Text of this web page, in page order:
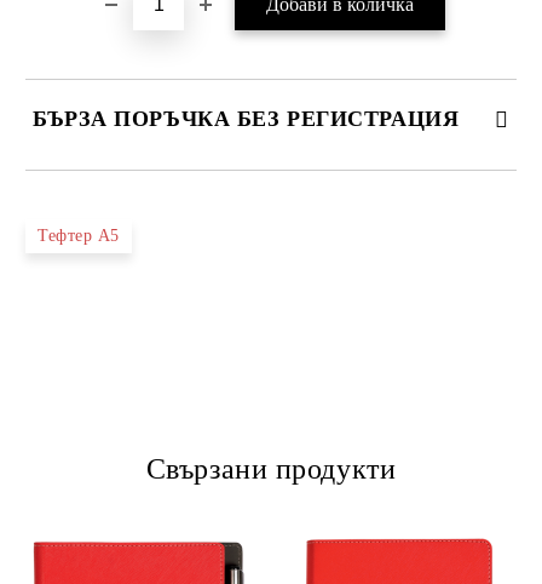
БЪРЗА ПОРЪЧКА БЕЗ РЕГИСТРАЦИЯ
Тефтер А5
Свързани продукти